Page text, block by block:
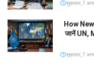
शुक्रवार, 7
How
जानें UN,
शुक्रवार, 7